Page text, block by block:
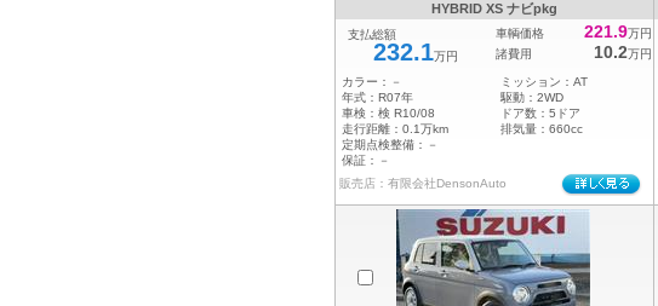
HYBRID XS ナビpkg
支払総額
232.1万円
車輌価格 221.9万円
諸費用
10.2万円
カラー： － ミッション： AT
年式： R07年 駆動： 2WD
車検： 検 R10/08 ドア数： 5ドア
走行距離： 0.1万km 排気量： 660cc
定期点検整備：
－
保証：
－
販売店：有限会社DensonAuto